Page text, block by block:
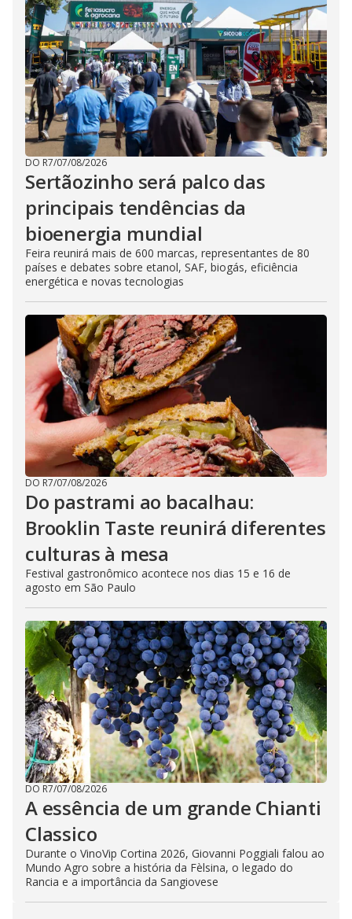
DO R7/07/08/2026
Sertãozinho será palco das
principais tendências da
bioenergia mundial
Feira reunirá mais de 600 marcas, representantes de 80
países e debates sobre etanol, SAF, biogás, eficiência
energética e novas tecnologias
DO R7/07/08/2026
Do pastrami ao bacalhau:
Brooklin Taste reunirá diferentes
culturas à mesa
Festival gastronômico acontece nos dias 15 e 16 de
agosto em São Paulo
DO R7/07/08/2026
A essência de um grande Chianti
Classico
Durante o VinoVip Cortina 2026, Giovanni Poggiali falou ao
Mundo Agro sobre a história da Fèlsina, o legado do
Rancia e a importância da Sangiovese